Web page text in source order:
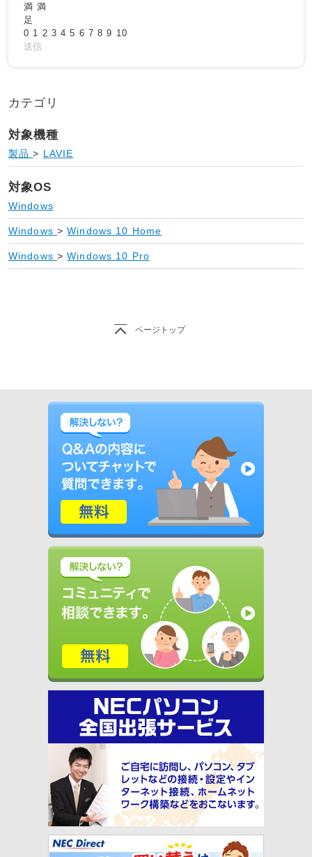
満 満
足
0 1 2 3 4 5 6 7 8 9 10
送信
カテゴリ
対象機種
製品 > LAVIE
対象OS
Windows
Windows > Windows 10 Home
Windows > Windows 10 Pro
ページトップ